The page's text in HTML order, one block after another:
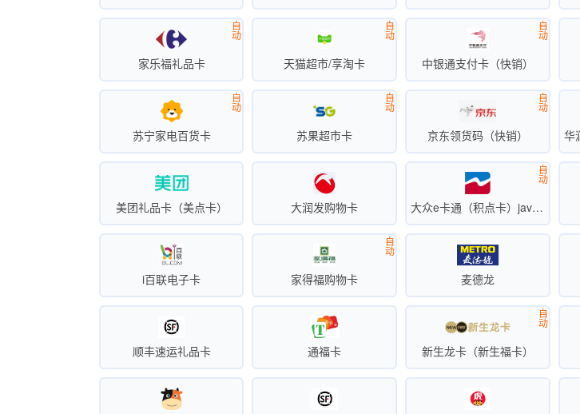
家乐福礼品卡
自
动
天猫超市/享淘卡
自
动
中银通支付卡（快销）
自
动
苏宁家电百货卡
自
动
苏果超市卡
自
动
京东领货码（快销）
自
动
美团礼品卡（美点卡） 大润发购物卡 大众e卡通（积点卡）javascript:;
自
动
i百联电子卡 家得福购物卡
自
动
麦德龙
顺丰速运礼品卡 通福卡 新生龙卡（新生福卡）
自
动